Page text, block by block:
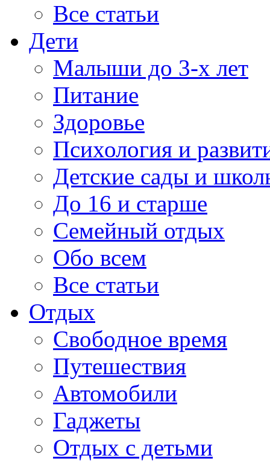
Все статьи
Дети
Малыши до 3-х лет
Питание
Здоровье
Психология и
Детские сады и
До 16 и старше
Семейный отдых
Обо всем
Все статьи
Отдых
Свободное время
Путешествия
Автомобили
Гаджеты
Отдых с детьми